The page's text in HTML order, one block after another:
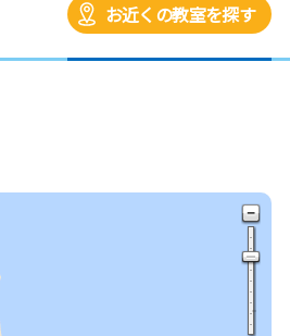
お近くの教室を探す